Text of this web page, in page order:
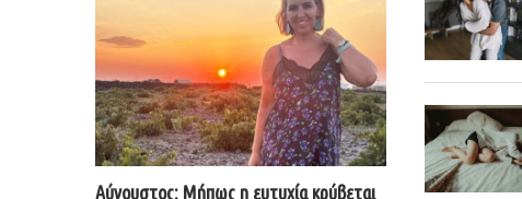
Αύγουστος: Μήπως η ευτυχία κρύβεται